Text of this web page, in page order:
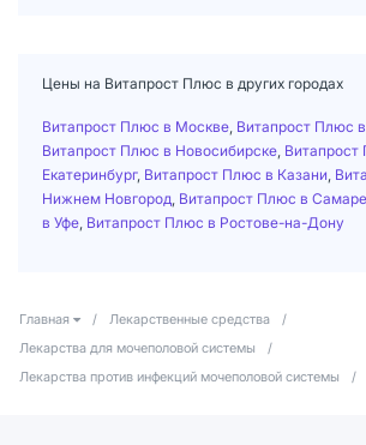
Цены на Витапрост Плюс в других городах
Витапрост Плюс в Москве Витапрост Плюс
Витапрост Плюс в Новосибирске Витапрост
Екатеринбург, Витапрост Плюс в Казани
Нижнем Новгород Витапрост Плюс в Самаре
в Уфе Витапрост Плюс в Ростове-на-Дону
Главная / Лекарственные средства
/
Лекарства для мочеполовой системы
/
Лекарства против инфекций мочеполовой системы
/